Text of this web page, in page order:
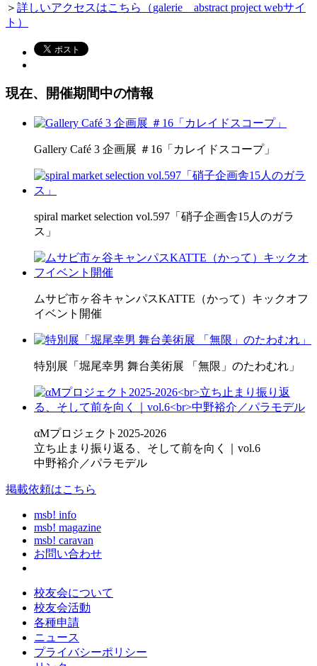
＞ 詳しいアクセスはこちら（galerie abstract project webサイ
ト）
現在、開催期間中の情報
Gallery Café 3 企画展 ＃16「カレイドスコープ」
spiral market selection vol.597「硝子企画舎15人のガラ
ス」
ムサビ市ヶ谷キャンパスKATTE（かって）キックオフ
イベント開催
特別展「堀尾幸男 舞台美術展 「無限」のたわむれ」
αMプロジェクト2025-2026
立ち止まり振り返る、そして前を向く｜vol.6
中野裕介／パラモデル
掲載依頼はこちら
msb! info
msb! magazine
msb! caravan
お問い合わせ
校友会について
校友会活動
各種申請
ニュース
プライバシーポリシー